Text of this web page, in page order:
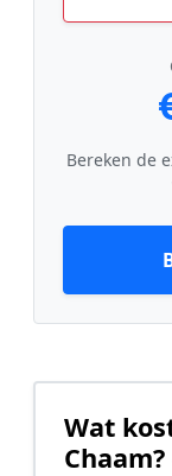
Bereken de
Wat